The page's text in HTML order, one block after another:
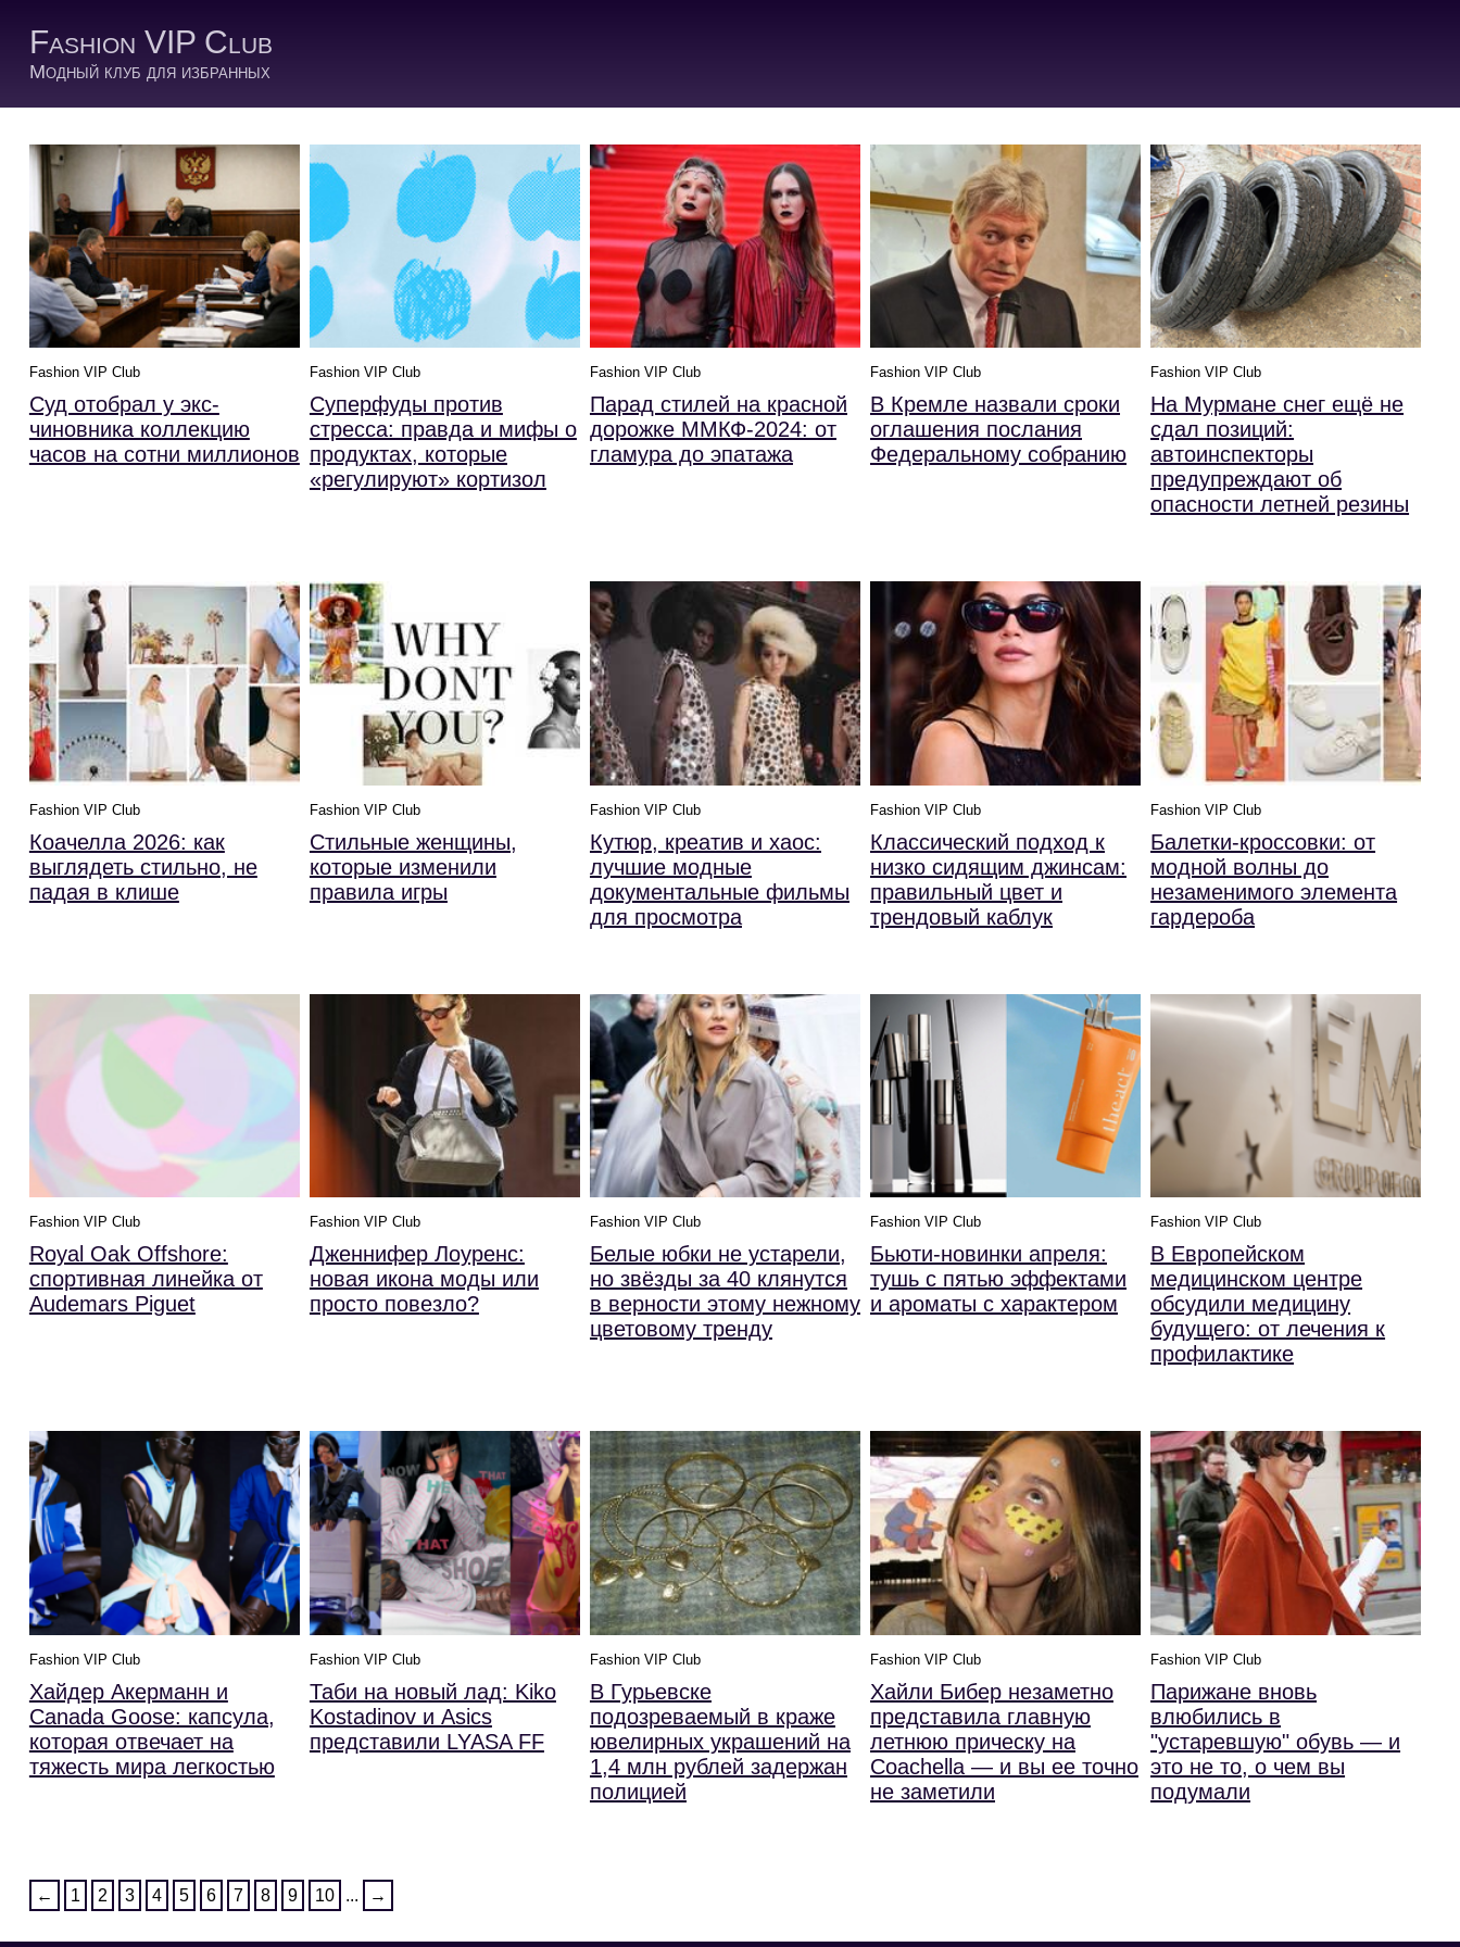
Fashion VIP Club
Модный клуб для избранных
Fashion VIP Club
Суд отобрал у экс-
чиновника коллекцию
часов на сотни миллионов
Fashion VIP Club
Суперфуды против
стресса: правда и мифы о
продуктах, которые
«регулируют» кортизол
Fashion VIP Club
Парад стилей на красной
дорожке ММКФ-2024: от
гламура до эпатажа
Fashion VIP Club
В Кремле назвали сроки
оглашения послания
Федеральному собранию
Fashion VIP Club
На Мурмане снег ещё не
сдал позиций:
автоинспекторы
предупреждают об
опасности летней резины
Fashion VIP Club
Коачелла 2026: как
выглядеть стильно, не
падая в клише
Fashion VIP Club
Стильные женщины,
которые изменили
правила игры
Fashion VIP Club
Кутюр, креатив и хаос:
лучшие модные
документальные фильмы
для просмотра
Fashion VIP Club
Классический подход к
низко сидящим джинсам:
правильный цвет и
трендовый каблук
Fashion VIP Club
Балетки-кроссовки: от
модной волны до
незаменимого элемента
гардероба
Fashion VIP Club
Royal Oak Offshore:
спортивная линейка от
Audemars Piguet
Fashion VIP Club
Дженнифер Лоуренс:
новая икона моды или
просто повезло?
Fashion VIP Club
Белые юбки не устарели,
но звёзды за 40 клянутся
в верности этому нежному
цветовому тренду
Fashion VIP Club
Бьюти-новинки апреля:
тушь с пятью эффектами
и ароматы с характером
Fashion VIP Club
В Европейском
медицинском центре
обсудили медицину
будущего: от лечения к
профилактике
Fashion VIP Club
Хайдер Акерманн и
Canada Goose: капсула,
которая отвечает на
тяжесть мира легкостью
Fashion VIP Club
Таби на новый лад: Kiko
Kostadinov и Asics
представили LYASA FF
Fashion VIP Club
В Гурьевске
подозреваемый в краже
ювелирных украшений на
1,4 млн рублей задержан
полицией
Fashion VIP Club
Хайли Бибер незаметно
представила главную
летнюю прическу на
Coachella — и вы ее точно
не заметили
Fashion VIP Club
Парижане вновь
влюбились в
"устаревшую" обувь — и
это не то, о чем вы
подумали
← 1 2 3 4 5 6 7 8 9 10 ... →